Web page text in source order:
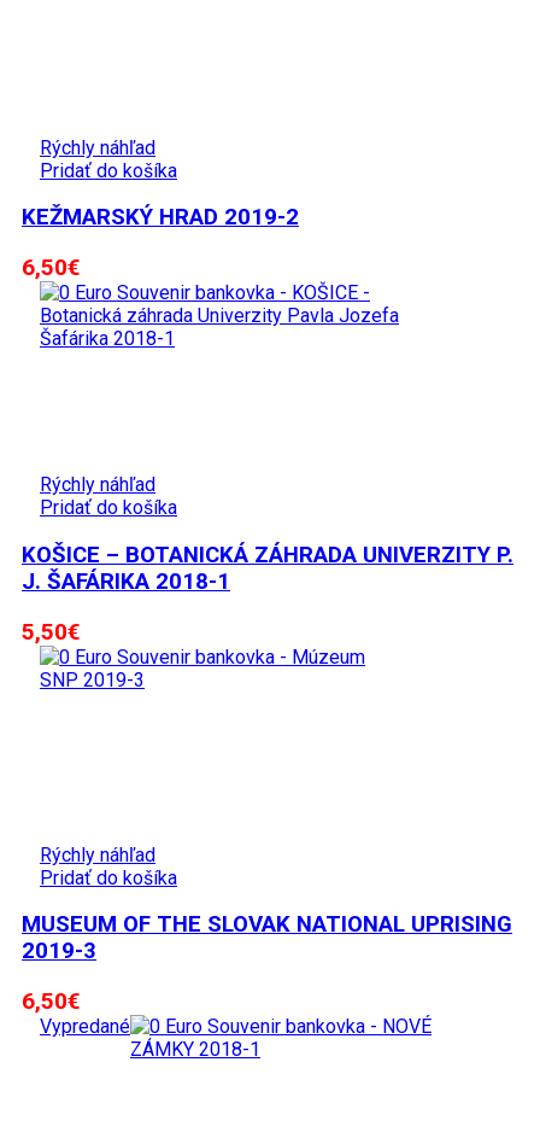
Rýchly náhľad
Pridať do košíka
KEŽMARSKÝ HRAD 2019-2
6,50€
Rýchly náhľad
Pridať do košíka
KOŠICE – BOTANICKÁ ZÁHRADA UNIVERZITY P.
J. ŠAFÁRIKA 2018-1
5,50€
Rýchly náhľad
Pridať do košíka
MUSEUM OF THE SLOVAK NATIONAL UPRISING
2019-3
6,50€
Vypredané